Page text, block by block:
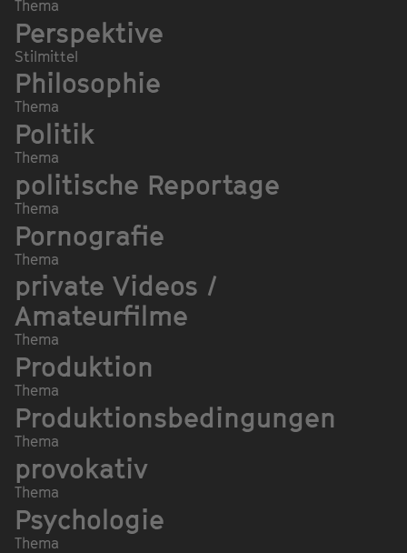
Thema
Perspektive
Stilmittel
Philosophie
Thema
Politik
Thema
politische Reportage
Thema
Pornografie
Thema
private Videos /
Amateurfilme
Thema
Produktion
Thema
Produktionsbedingungen
Thema
provokativ
Thema
Psychologie
Thema